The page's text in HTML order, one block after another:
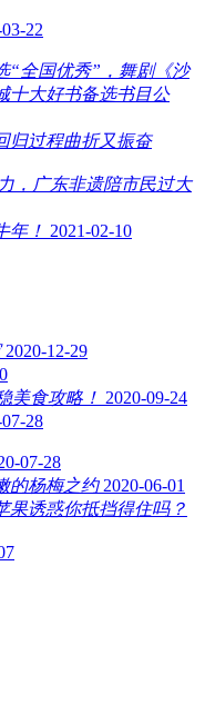
22
“全国优秀”，舞剧《沙
十大好书备选书目公
归过程曲折又振奋
，广东非遗陪市民过大
年！ 2021-02-10
2020-12-29
美食攻略！ 2020-09-24
28
07-28
的杨梅之约 2020-06-01
果诱惑你抵挡得住吗？